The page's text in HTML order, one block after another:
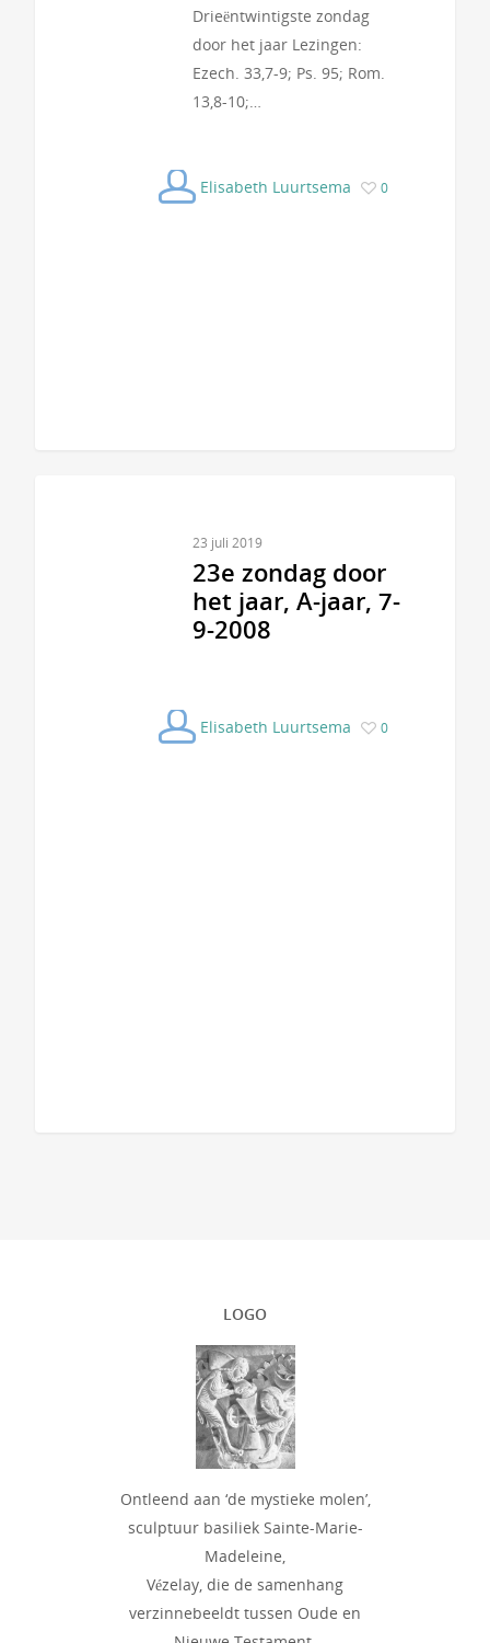
Drieëntwintigste zondag
door het jaar Lezingen:
Ezech. 33,7-9; Ps. 95; Rom.
13,8-10;…
Elisabeth Luurtsema 0
23 juli 2019
23e zondag door
het jaar, A-jaar, 7-
9-2008
Elisabeth Luurtsema 0
LOGO
Ontleend aan ‘de mystieke molen’,
sculptuur basiliek Sainte-Marie-
Madeleine,
Vézelay, die de samenhang
verzinnebeeldt tussen Oude en